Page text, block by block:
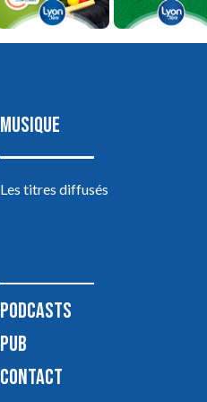
MUSIQUE
Les titres diffusés
PODCASTS
PUB
CONTACT